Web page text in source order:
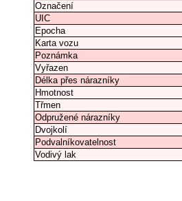
Označení
UIC
Epocha
Karta vozu
Poznámka
Vyřazen
Délka přes nárazníky
Hmotnost
Třmen
Odpružené nárazníky
Dvojkolí
Podvalníkovatelnost
Vodivý lak